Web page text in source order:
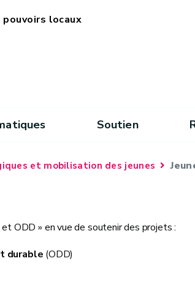
locaux
Soutien
et mobilisation des jeunes
ODD » en vue de soutenir des projets :
durable (ODD)